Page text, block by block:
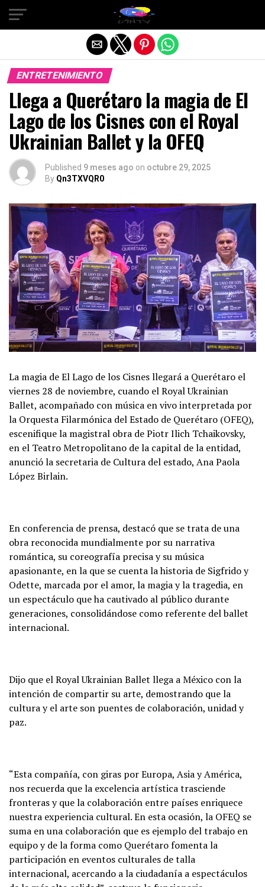
ENTRETENIMIENTO
Llega a Querétaro la magia de El
Lago de los Cisnes con el Royal
Ukrainian Ballet y la OFEQ
Published 9 meses ago on octubre 29, 2025
By Qn3TXVQR0
La magia de El Lago de los Cisnes llegará a Querétaro el
viernes 28 de noviembre, cuando el Royal Ukrainian
Ballet, acompañado con música en vivo interpretada por
la Orquesta Filarmónica del Estado de Querétaro (OFEQ),
escenifique la magistral obra de Piotr Ilich Tchaikovsky,
en el Teatro Metropolitano de la capital de la entidad,
anunció la secretaria de Cultura del estado, Ana Paola
López Birlain.
En conferencia de prensa, destacó que se trata de una
obra reconocida mundialmente por su narrativa
romántica, su coreografía precisa y su música
apasionante, en la que se cuenta la historia de Sigfrido y
Odette, marcada por el amor, la magia y la tragedia, en
un espectáculo que ha cautivado al público durante
generaciones, consolidándose como referente del ballet
internacional.
Dijo que el Royal Ukrainian Ballet llega a México con la
intención de compartir su arte, demostrando que la
cultura y el arte son puentes de colaboración, unidad y
paz.
“Esta compañía, con giras por Europa, Asia y América,
nos recuerda que la excelencia artística trasciende
fronteras y que la colaboración entre países enriquece
nuestra experiencia cultural. En esta ocasión, la OFEQ se
suma en una colaboración que es ejemplo del trabajo en
equipo y de la forma como Querétaro fomenta la
participación en eventos culturales de talla
internacional, acercando a la ciudadanía a espectáculos
Salir de la versión móvil